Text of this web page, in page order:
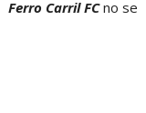
Ferro Carril FCno se